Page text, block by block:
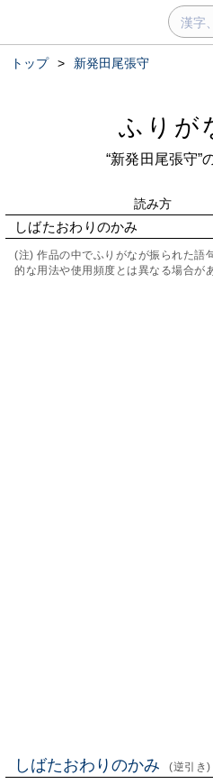
トップ > 新発田尾張守
ふりが
“新発田尾張守”
読み方
しばたおわりのかみ
(注) 作品の中でふりがなが振られた語
的な用法や使用頻度とは異なる場合が
しばたおわりのかみ (逆引き)